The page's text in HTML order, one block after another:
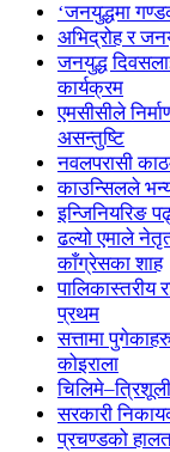
‘जनयुद्धमा
अभिद्रोह र
जनयुद्ध
कार्यक्रम
एमसीसीले
असन्तुष्टि
नवलपरासी
काउन्सिलले
इन्जिनियरिङ
ढल्यो एमाले
काँग्रेसका शाह
पालिकास्तरीय
प्रथम
सत्तामा
कोइराला
सरकारी
प्रचण्डको